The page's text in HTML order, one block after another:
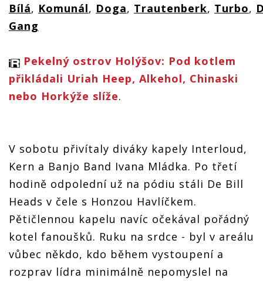
Bílá, Komunál, Doga, Trautenberk, Turbo,
Gang
Pekelný ostrov Holýšov: Pod kotlem
přikládali Uriah Heep, Alkehol, Chinaski
nebo Horkýže slíže.
V sobotu přivítaly diváky kapely Interloud,
Kern a Banjo Band Ivana Mládka. Po třetí
hodině odpolední už na pódiu stáli De Bill
Heads v čele s Honzou Havlíčkem.
Pětičlennou kapelu navíc očekával pořádný
kotel fanoušků. Ruku na srdce - byl v areálu
vůbec někdo, kdo během vystoupení a
rozprav lídra minimálně nepomyslel na